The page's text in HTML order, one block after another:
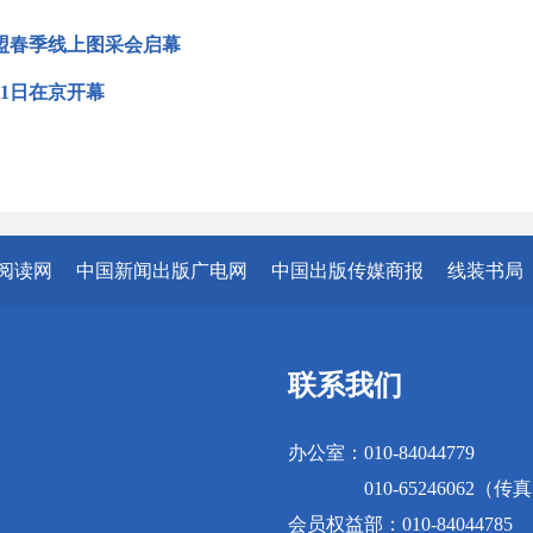
春季线上图采会启幕
日在京开幕
读网 中国新闻出版广电网 中国出版传媒商报 线装书局
联系我们
办公室：010-84044779
010-65246062（传真
会员权益部：010-84044785